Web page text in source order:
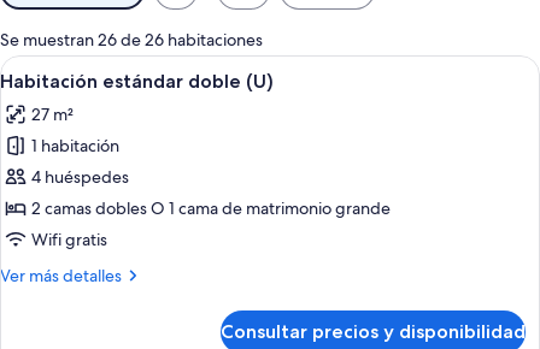
disponibles
para
las
habitaciones
Se muestran 26 de 26 habitaciones
Abrir
todas
las
fotos
de
Habitación
estándar
(U)
Una habitación de hotel con una
4
Habitación estándar doble (U)
27 m²
1 habitación
4 huéspedes
2 camas dobles O 1 cama de matrimonio grande
Wifi gratis
Ver más detalles
Más
Consultar precios y disponibilidad